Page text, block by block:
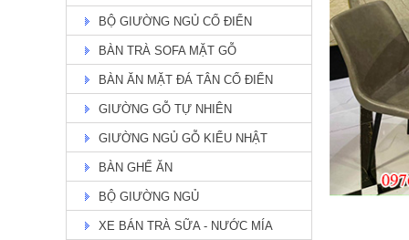
BỘ GIƯỜNG NGỦ CỔ ĐIỂN
BÀN TRÀ SOFA MẶT GỖ
BÀN ĂN MẶT ĐÁ TÂN CỔ ĐIỂN
GIƯỜNG GỖ TỰ NHIÊN
GIƯỜNG NGỦ GỖ KIỂU NHẬT
BÀN GHẾ ĂN
BỘ GIƯỜNG NGỦ
XE BÁN TRÀ SỮA - NƯỚC MÍA
BÀN ĂN ASHLY TỰ NHIÊN TH
51
Giá: Liên hệ
Chi Tiết